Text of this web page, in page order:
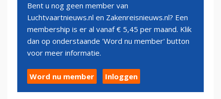
Bent u nog geen member van
Luchtvaartnieuws.nl en Zakenreisnieuws.nl? Een
membership is er al vanaf € 5,45 per maand. Klik
dan op onderstaande 'Word nu member' button
voor meer informatie.
Word nu member Inloggen